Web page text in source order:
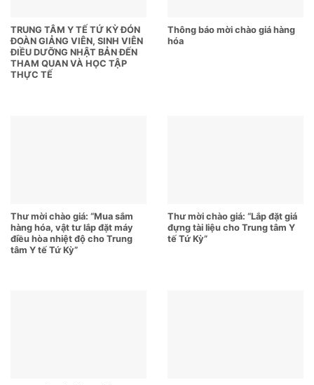
TRUNG TÂM Y TẾ TỨ KỲ ĐÓN
ĐOÀN GIẢNG VIÊN, SINH VIÊN
ĐIỀU DƯỠNG NHẬT BẢN ĐẾN
THAM QUAN VÀ HỌC TẬP
THỰC TẾ
Thông báo mời chào giá hàng
hóa
Thư mời chào giá: “Mua sắm
hàng hóa, vật tư lắp đặt máy
điều hòa nhiệt độ cho Trung
tâm Y tế Tứ Kỳ”
Thư mời chào giá: “Lắp đặt giá
đựng tài liệu cho Trung tâm Y
tế Tứ Kỳ”